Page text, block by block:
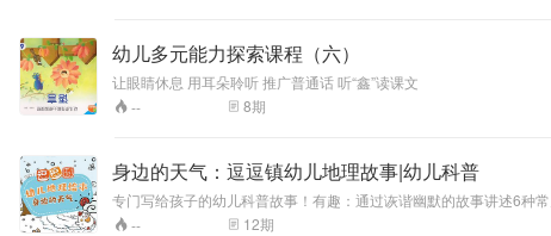
幼儿多元能力探索课程（六）
让眼睛休息 用耳朵聆听 推广普通话 听“鑫”读课文
--
8期
身边的天气：逗逗镇幼儿地理故事|幼儿科普
专门写给孩子的幼儿科普故事！有趣：通过诙谐幽默的故事讲述6种
--
12期